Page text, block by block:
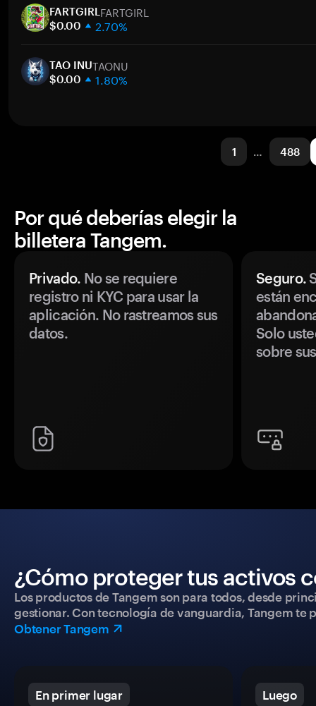
30 días
Capitalización de mercado
FARTGIRL FARTGIRL
$0.00 2.70%
30 días
Capitalización de mercado
TAO INUTAONU
$0.00 1.80%
1 … 488
Por qué deberías elegir la
billetera Tangem.
Privado. No se requiere
registro ni KYC para usar la
aplicación. No rastreamos sus
datos.
Seguro.
están
Solo
sobre
¿Cómo proteger tus activos
Los productos de Tangem son para todos, desde
gestionar. Con tecnología de vanguardia, Tangem
Obtener Tangem
En primer lugar Luego